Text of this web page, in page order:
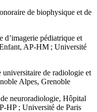
de biophysique et de
d’imagerie pédiatrique et
AP-HM ; Université
de radiologie et
Alpes, Grenoble
neuroradiologie, Hôpital
HP ; Université de Paris